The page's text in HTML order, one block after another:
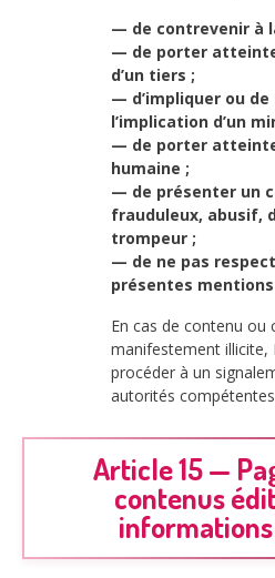
— de contrevenir à
— de porter
d’un tiers ;
— d’impliquer ou
l’implication d’un
— de porter
humaine ;
— de présenter un
frauduleux, abusif,
trompeur ;
— de ne pas
présentes
En cas de contenu
manifestement illicite,
procéder à un
autorités
Article 15 —
contenus